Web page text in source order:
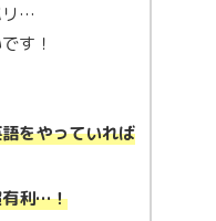
リ…
す！
をやっていれば
有利…！